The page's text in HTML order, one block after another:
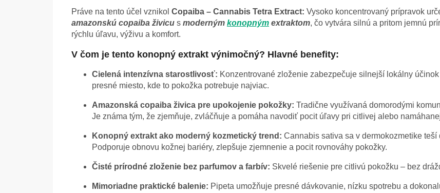
Práve na tento účel vznikol Copaiba – Cannabis Tetra Extract: Vysoko koncentrovaný prípravok
amazonskú copaiba živicu s moderným konopným extraktom, čo vytvára silnú a pritom jemnú
rýchlu úľavu, výživu a komfort.
V čom je tento konopný extrakt výnimočný? Hlavné benefity:
Cielená intenzívna starostlivosť: Konzentrované zloženie zabezpečuje silnejší lokálny
presné miesto, kde to pokožka potrebuje najviac.
Amazonská copaiba živica pre upokojenie pokožky: Tradične využívaná domorodými
Je známa tým, že zjemňuje, zvláčňuje a pomáha navodiť pocit úľavy pri citlivej alebo
Konopný extrakt ako moderný kozmetický trend: Cannabis sativa sa v dermokozmetike
Podporuje obnovu kožnej bariéry, zlepšuje zjemnenie a pocit rovnováhy pokožky.
Čisté prírodné zloženie bez parfumov a farbív: Skvelé riešenie pre citlivú pokožku – bez
Mimoriadne praktické balenie: Pipeta umožňuje presné dávkovanie, nízku spotrebu a